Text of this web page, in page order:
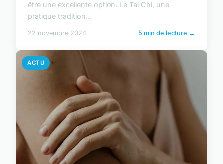
être une excellente option. Le Tai Chi, une
pratique tradition...
22 novembre 2024 5 min de lecture →
ACTU